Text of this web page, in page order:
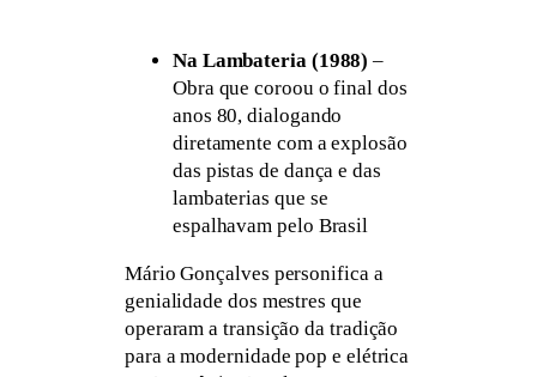
Na Lambateria (1988) –
Obra que coroou o final dos
anos 80, dialogando
diretamente com a explosão
das pistas de dança e das
lambaterias que se
espalhavam pelo Brasil
Mário Gonçalves personifica a
genialidade dos mestres que
operaram a transição da tradição
para a modernidade pop e elétrica